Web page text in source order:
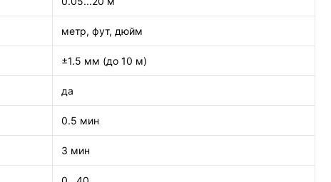
метр, фут, дюйм
±1.5 мм (до 10 м)
да
0.5 мин
3 мин